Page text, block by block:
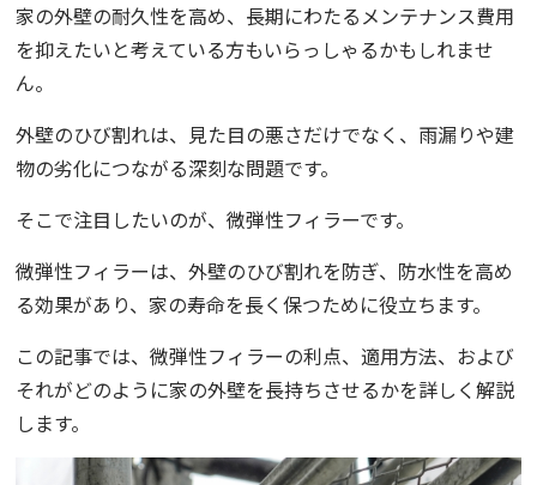
家の外壁の耐久性を高め、長期にわたるメンテナンス費用
を抑えたいと考えている方もいらっしゃるかもしれませ
ん。
外壁のひび割れは、見た目の悪さだけでなく、雨漏りや建
物の劣化につながる深刻な問題です。
そこで注目したいのが、微弾性フィラーです。
微弾性フィラーは、外壁のひび割れを防ぎ、防水性を高め
る効果があり、家の寿命を長く保つために役立ちます。
この記事では、微弾性フィラーの利点、適用方法、および
それがどのように家の外壁を長持ちさせるかを詳しく解説
します。